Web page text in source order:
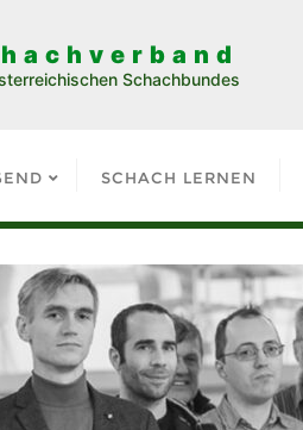
Schachbundes
SCHACH LERNEN